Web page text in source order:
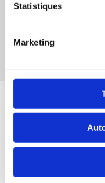
Statistiques
Marketing
J’accepte de